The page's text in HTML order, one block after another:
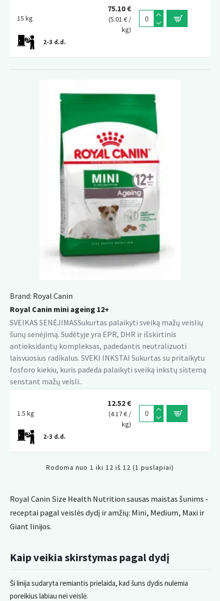
15 kg
2-3 d.d.
75.10 €
(5.01 € /
kg)
Brand: Royal Canin
Royal Canin mini ageing 12+
SVEIKAS SENĖJIMASSukurtas palaikyti sveiką mažų veislių
šunų senėjimą. Sudėtyje yra EPR, DHR ir išskirtinis
antioksidantų kompleksas, padedantis neutralizuoti
laisvuosius radikalus. SVEKI INKSTAI Sukurtas su pritaikytu
fosforo kiekiu, kuris padeda palaikyti sveiką inkstų sistemą
senstant mažų veisli..
1.5 kg
2-3 d.d.
12.52 €
(4.17 € /
kg)
Rodoma nuo 1 iki 12 iš 12 (1 puslapiai)
Royal Canin Size Health Nutrition sausas maistas šunims -
receptai pagal veislės dydį ir amžių: Mini, Medium, Maxi ir
Giant linijos.
Kaip veikia skirstymas pagal dydį
Ši linija sudaryta remiantis prielaida, kad šuns dydis nulemia
poreikius labiau nei veislė.